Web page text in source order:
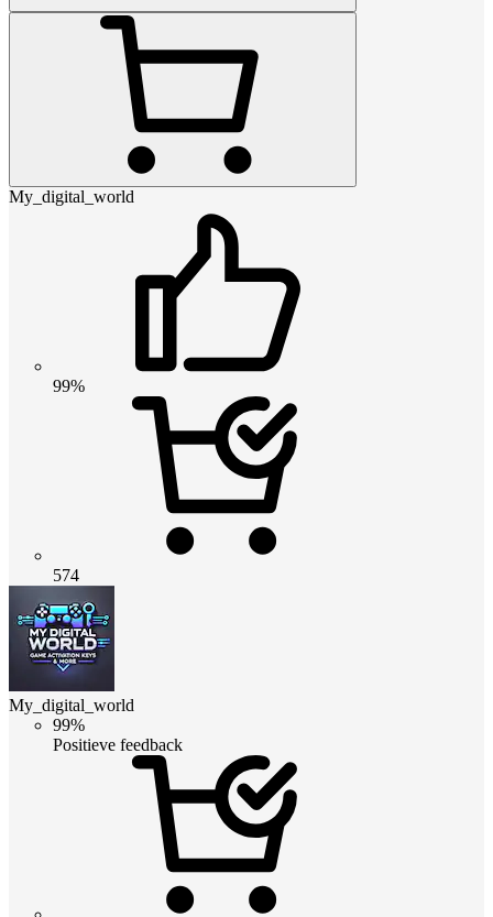
My_digital_world
99%
574
My_digital_world
99%
Positieve feedback